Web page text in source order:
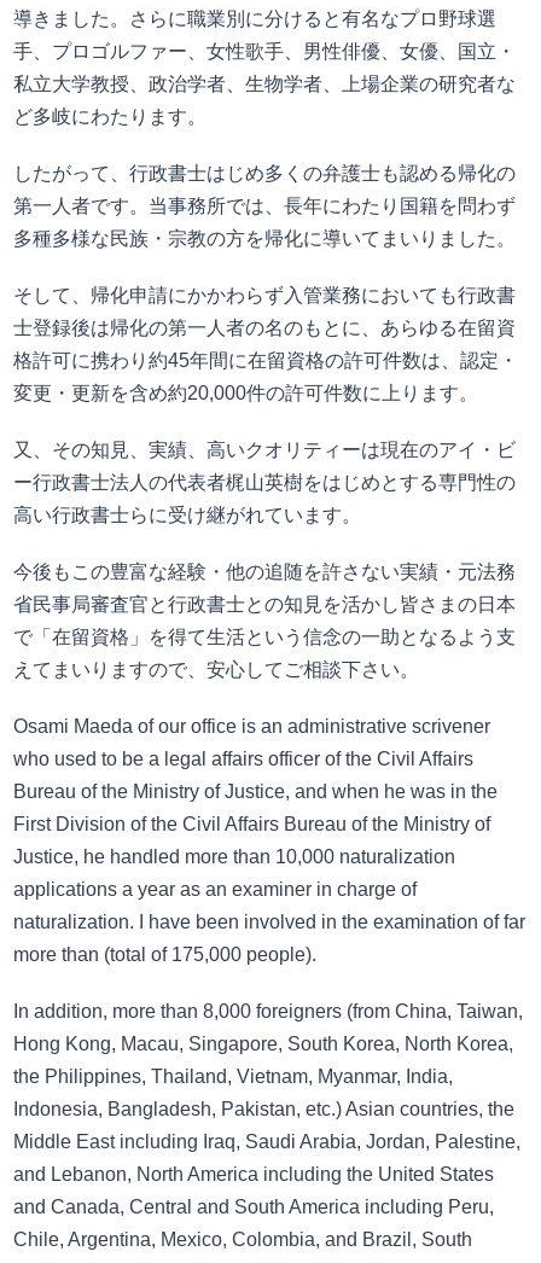
導きました。さらに職業別に分けると有名なプロ野球選
手、プロゴルファー、女性歌手、男性俳優、女優、国立・
私立大学教授、政治学者、生物学者、上場企業の研究者な
ど多岐にわたります。
したがって、行政書士はじめ多くの弁護士も認める帰化の
第一人者です。当事務所では、長年にわたり国籍を問わず
多種多様な民族・宗教の方を帰化に導いてまいりました。
そして、帰化申請にかかわらず入管業務においても行政書
士登録後は帰化の第一人者の名のもとに、あらゆる在留資
格許可に携わり約45年間に在留資格の許可件数は、認定・
変更・更新を含め約20,000件の許可件数に上ります。
又、その知見、実績、高いクオリティーは現在のアイ・ビ
ー行政書士法人の代表者梶山英樹をはじめとする専門性の
高い行政書士らに受け継がれています。
今後もこの豊富な経験・他の追随を許さない実績・元法務
省民事局審査官と行政書士との知見を活かし皆さまの日本
で「在留資格」を得て生活という信念の一助となるよう支
えてまいりますので、安心してご相談下さい。
Osami Maeda of our office is an administrative scrivener
who used to be a legal affairs officer of the Civil Affairs
Bureau of the Ministry of Justice, and when he was in the
First Division of the Civil Affairs Bureau of the Ministry of
Justice, he handled more than 10,000 naturalization
applications a year as an examiner in charge of
naturalization. I have been involved in the examination of far
more than (total of 175,000 people).
In addition, more than 8,000 foreigners (from China, Taiwan,
Hong Kong, Macau, Singapore, South Korea, North Korea,
the Philippines, Thailand, Vietnam, Myanmar, India,
Indonesia, Bangladesh, Pakistan, etc.) Asian countries, the
Middle East including Iraq, Saudi Arabia, Jordan, Palestine,
and Lebanon, North America including the United States
and Canada, Central and South America including Peru,
Chile, Argentina, Mexico, Colombia, and Brazil, South